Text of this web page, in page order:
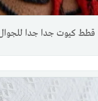
قطط كيوت جدا جدا